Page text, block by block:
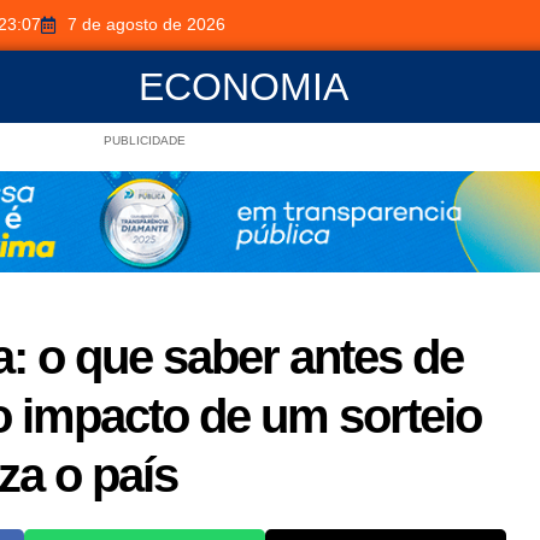
7 de agosto de 2026
ECONOMIA
PUBLICIDADE
o que saber antes de
impacto de um sorteio
o país